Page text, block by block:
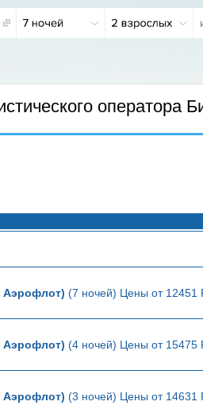
оператора
Аэрофлот) (7 ночей) Цены от 12451
Аэрофлот) (4 ночей) Цены от 15475
Аэрофлот) (3 ночей) Цены от 14631